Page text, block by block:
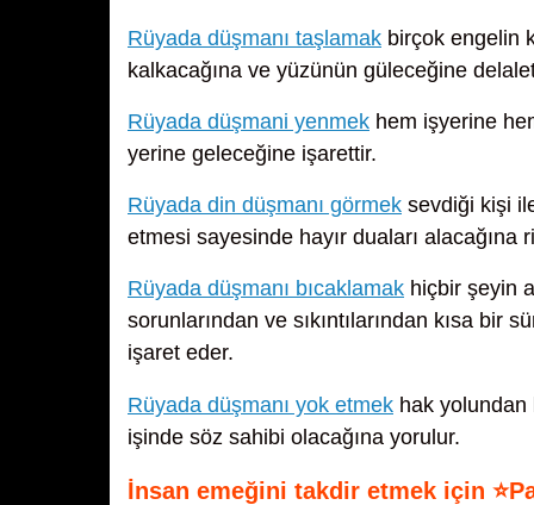
Rüyada düşmanı taşlamak birçok engelin
kalkacağına ve yüzünün güleceğine
Rüyada düşmani yenmek hem işyerine
yerine geleceğine işarettir.
Rüyada din düşmanı görmek sevdiği kişi
etmesi sayesinde hayır duaları alacağına
Rüyada düşmanı bıcaklamak hiçbir şeyin
sorunlarından ve sıkıntılarından kısa
işaret eder.
Rüyada düşmanı yok etmek hak yolundan
işinde söz sahibi olacağına yorulur.
İnsan emeğini takdir etmek için